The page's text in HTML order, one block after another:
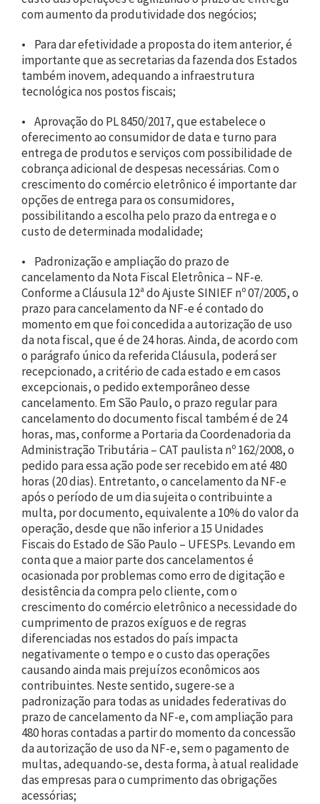
com aumento da produtividade dos negócios;
• Para dar efetividade a proposta do item anterior, é
importante que as secretarias da fazenda dos Estados
também inovem, adequando a infraestrutura
tecnológica nos postos fiscais;
• Aprovação do PL 8450/2017, que estabelece o
oferecimento ao consumidor de data e turno para
entrega de produtos e serviços com possibilidade de
cobrança adicional de despesas necessárias. Com o
crescimento do comércio eletrônico é importante dar
opções de entrega para os consumidores,
possibilitando a escolha pelo prazo da entrega e o
custo de determinada modalidade;
• Padronização e ampliação do prazo de
cancelamento da Nota Fiscal Eletrônica – NF-e.
Conforme a Cláusula 12ª do Ajuste SINIEF nº 07/2005, o
prazo para cancelamento da NF-e é contado do
momento em que foi concedida a autorização de uso
da nota fiscal, que é de 24 horas. Ainda, de acordo com
o parágrafo único da referida Cláusula, poderá ser
recepcionado, a critério de cada estado e em casos
excepcionais, o pedido extemporâneo desse
cancelamento. Em São Paulo, o prazo regular para
cancelamento do documento fiscal também é de 24
horas, mas, conforme a Portaria da Coordenadoria da
Administração Tributária – CAT paulista nº 162/2008, o
pedido para essa ação pode ser recebido em até 480
horas (20 dias). Entretanto, o cancelamento da NF-e
após o período de um dia sujeita o contribuinte a
multa, por documento, equivalente a 10% do valor da
operação, desde que não inferior a 15 Unidades
Fiscais do Estado de São Paulo – UFESPs. Levando em
conta que a maior parte dos cancelamentos é
ocasionada por problemas como erro de digitação e
desistência da compra pelo cliente, com o
crescimento do comércio eletrônico a necessidade do
cumprimento de prazos exíguos e de regras
diferenciadas nos estados do país impacta
negativamente o tempo e o custo das operações
causando ainda mais prejuízos econômicos aos
contribuintes. Neste sentido, sugere-se a
padronização para todas as unidades federativas do
prazo de cancelamento da NF-e, com ampliação para
480 horas contadas a partir do momento da concessão
da autorização de uso da NF-e, sem o pagamento de
multas, adequando-se, desta forma, à atual realidade
das empresas para o cumprimento das obrigações
acessórias;